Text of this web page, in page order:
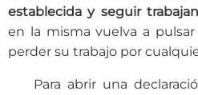
establecida y seguir
en la misma vuelva a
perder su trabajo por
Para abrir una